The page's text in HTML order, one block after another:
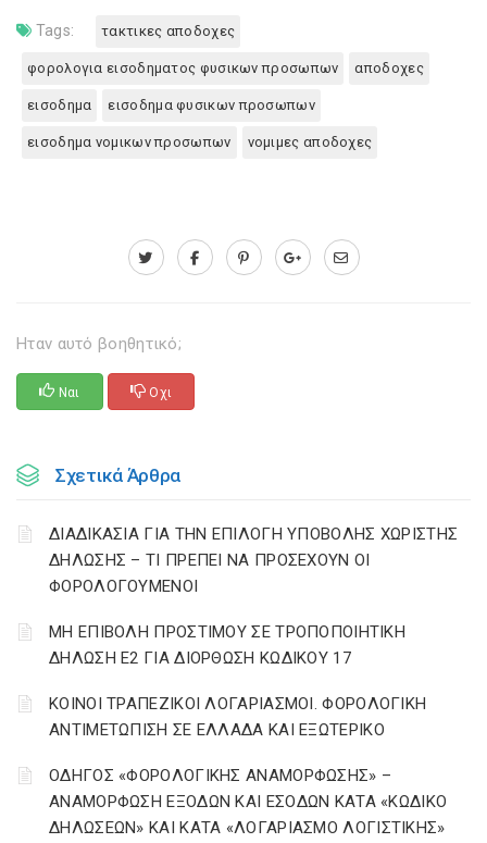
Tags: τακτικες αποδοχες
φορολογια εισοδηματος φυσικων προσωπων αποδοχες
εισοδημα εισοδημα φυσικων προσωπων
εισοδημα νομικων προσωπων νομιμες αποδοχες
Ηταν αυτό βοηθητικό;
Ναι Οχι
Σχετικά Άρθρα
ΔΙΑΔΙΚΑΣΙΑ ΓΙΑ ΤΗΝ ΕΠΙΛΟΓΗ ΥΠΟΒΟΛΗΣ ΧΩΡΙΣΤΗΣ
ΔΗΛΩΣΗΣ – ΤΙ ΠΡΕΠΕΙ ΝΑ ΠΡΟΣΕΧΟΥΝ ΟΙ
ΦΟΡΟΛΟΓΟΥΜΕΝΟΙ
ΜΗ ΕΠΙΒΟΛΗ ΠΡΟΣΤΙΜΟΥ ΣΕ ΤΡΟΠΟΠΟΙΗΤΙΚΗ
ΔΗΛΩΣΗ Ε2 ΓΙΑ ΔΙΟΡΘΩΣΗ ΚΩΔΙΚΟΥ 17
ΚΟΙΝΟΙ ΤΡΑΠΕΖΙΚΟΙ ΛΟΓΑΡΙΑΣΜΟΙ. ΦΟΡΟΛΟΓΙΚΗ
ΑΝΤΙΜΕΤΩΠΙΣΗ ΣΕ ΕΛΛΑΔΑ ΚΑΙ ΕΞΩΤΕΡΙΚΟ
ΟΔΗΓΟΣ «ΦΟΡΟΛΟΓΙΚΗΣ ΑΝΑΜΟΡΦΩΣΗΣ» –
ΑΝΑΜΟΡΦΩΣΗ ΕΞΟΔΩΝ ΚΑΙ ΕΣΟΔΩΝ ΚΑΤΑ «ΚΩΔΙΚΟ
ΔΗΛΩΣΕΩΝ» ΚΑΙ ΚΑΤΑ «ΛΟΓΑΡΙΑΣΜΟ ΛΟΓΙΣΤΙΚΗΣ»